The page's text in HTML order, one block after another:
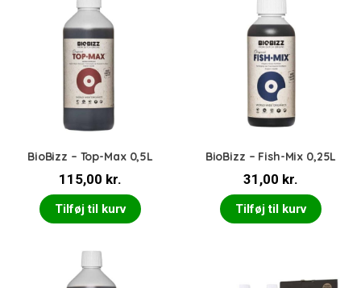
BioBizz – Top-Max 0,5L
115,00 kr.
Tilføj til kurv
BioBizz – Fish-Mix 0,25L
31,00 kr.
Tilføj til kurv